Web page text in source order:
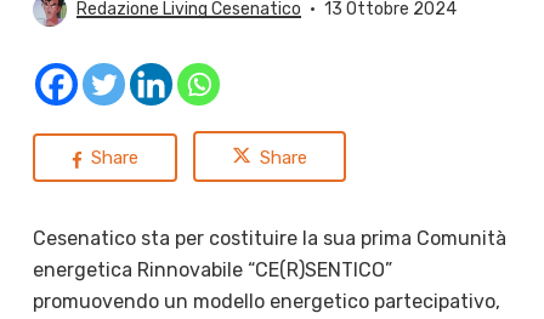
Redazione Living Cesenatico 13 Ottobre 2024
Share Share
Cesenatico sta per costituire la sua prima Comunità
energetica Rinnovabile “CE(R)SENTICO”
promuovendo un modello energetico partecipativo,